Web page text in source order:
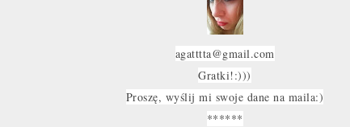
agatttta@gmail.com
Gratki!:)))
Proszę, wyślij mi swoje dane na maila:)
******